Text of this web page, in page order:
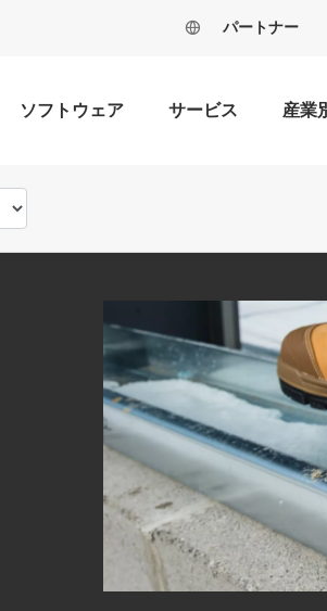
パートナー
ソフトウェア サービス 産業